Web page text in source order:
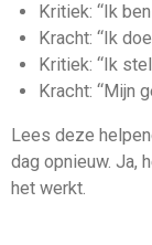
Kritiek: “Ik
Kracht: “Ik
Kritiek: “Ik stel
Kracht: “Mijn
Lees deze
dag opnieuw. Ja,
het werkt.